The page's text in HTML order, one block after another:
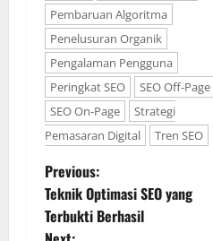
Pembaruan Algoritma
Penelusuran Organik
Pengalaman Pengguna
Peringkat SEO
SEO Off-Page
SEO On-Page
Strategi
Pemasaran Digital
Tren SEO
P
o
Previous:
Teknik Optimasi SEO yang
Terbukti Berhasil